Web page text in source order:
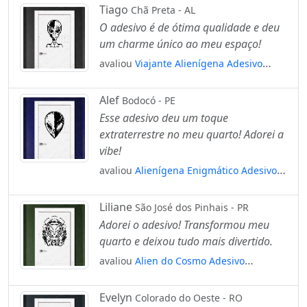
e Vidro Mod:114
Tiago Chã Preta - AL
O adesivo é de ótima qualidade e deu
um charme único ao meu espaço!
avaliou Viajante Alienígena Adesivo
e Vidro Mod:321
Alef Bodocó - PE
Esse adesivo deu um toque
extraterrestre no meu quarto! Adorei a
vibe!
avaliou Alienígena Enigmático Adesivo
e Vidro Mod:176
Liliane São José dos Pinhais - PR
Adorei o adesivo! Transformou meu
quarto e deixou tudo mais divertido.
avaliou Alien do Cosmo Adesivo
e Vidro Mod:31
Evelyn Colorado do Oeste - RO